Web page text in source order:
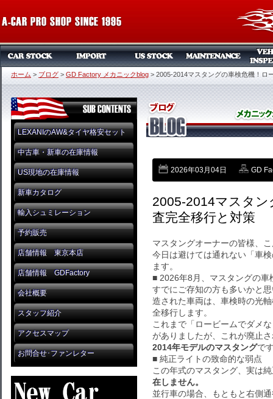
ホーム > ブログ > GD Factory メカニックblog > 2005-2014マスタングの車検危機！ロ
LEXANIのAW&タイヤ格安セット
中古車・新車の在庫情報
US現地の在庫情報
新車カタログ
輸入シュミレーション
予約販売
店舗情報 東京本店
店舗情報 GDFactory
会社概要
スタッフ紹介
アクセスマップ
お問合せ･ファンレター
2026年03月04日 GD
2005-2014マスタン
査完全移行と対策
マスタングオーナーの皆様、
今日は避けては通れない「車
ます。
■ 2026年8月、マスタングの車
すでにご存知の方も多いかと
造された車両は、車検時の光
全移行します。
これまで「ロービームでダメ
がありましたが、これが廃止
2014年モデルのマスタングで
■ 純正ライトの致命的な弱点
この年式のマスタング、実は
在しません。
並行車の場合、もともと右側